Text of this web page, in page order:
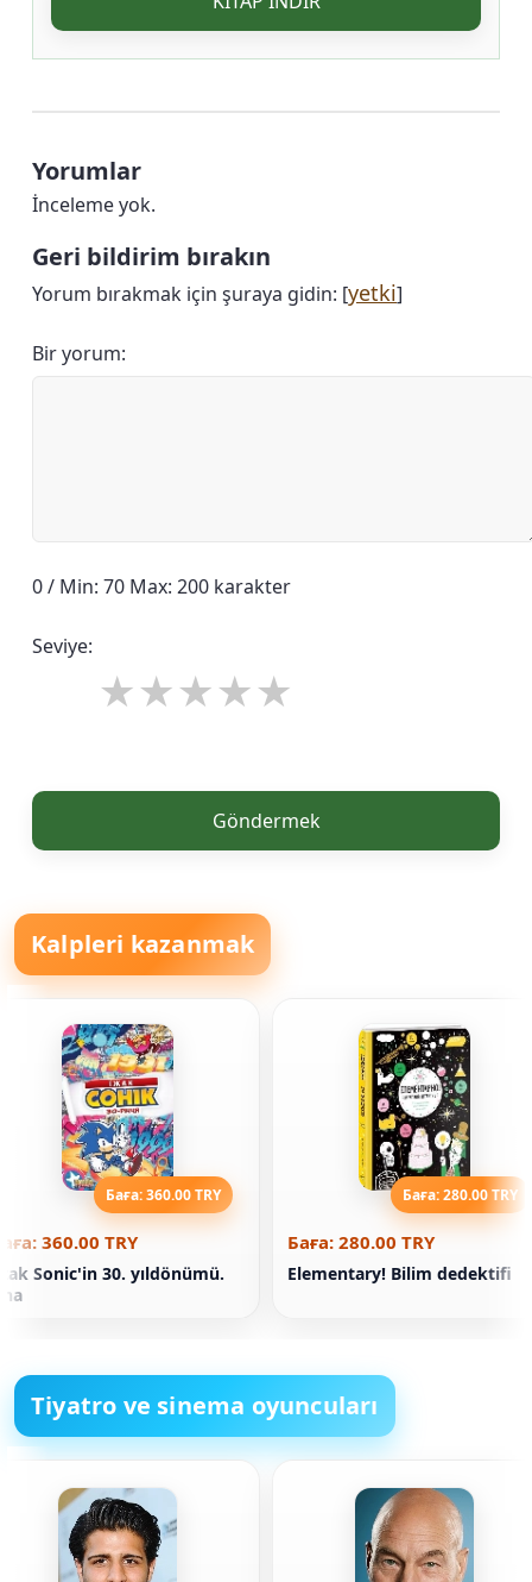
Yorumlar
İnceleme yok.
Geri bildirim bırakın
Yorum bırakmak için şuraya gidin: [yetki]
Bir yorum:
0 / Min: 70 Max: 200 karakter
Seviye:
Göndermek
Kalpleri kazanmak
Баға: 360.00 TRY
360.00 TRY
Sonic'in 30. yıldönümü.
Баға: 280.00 TRY
Баға: 280.00 TRY
Elementary! Bilim dedektifi
Tiyatro ve sinema oyuncuları